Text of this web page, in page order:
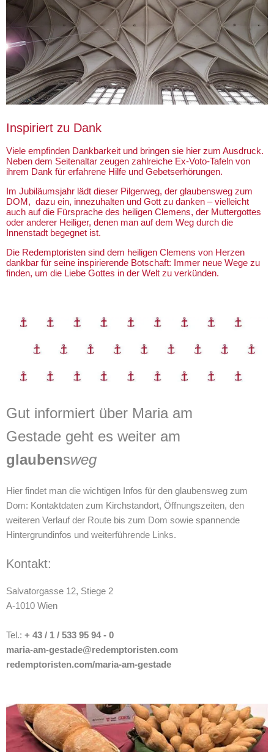
Inspiriert zu Dank
Viele empfinden Dankbarkeit und bringen sie hier zum Ausdruck.
Neben dem Seitenaltar zeugen zahlreiche Ex-Voto-Tafeln von
ihrem Dank für erfahrene Hilfe und Gebetserhörungen.
Im Jubiläumsjahr lädt dieser Pilgerweg, der glaubensweg zum
DOM, dazu ein, innezuhalten und Gott zu danken – vielleicht
auch auf die Fürsprache des heiligen Clemens, der Muttergottes
oder anderer Heiliger, denen man auf dem Weg durch die
Innenstadt begegnet ist.
Die Redemptoristen sind dem heiligen Clemens von Herzen
dankbar für seine inspirierende Botschaft: Immer neue Wege zu
finden, um die Liebe Gottes in der Welt zu verkünden.
Gut informiert über Maria am
Gestade geht es weiter am
glaubensweg
Hier findet man die wichtigen Infos für den glaubensweg zum
Dom: Kontaktdaten zum Kirchstandort, Öffnungszeiten, den
weiteren Verlauf der Route bis zum Dom sowie spannende
Hintergrundinfos und weiterführende Links.
Kontakt:
Salvatorgasse 12, Stiege 2
A-1010 Wien
Tel.: + 43 / 1 / 533 95 94 - 0
maria-am-gestade@redemptoristen.com
redemptoristen.com/maria-am-gestade